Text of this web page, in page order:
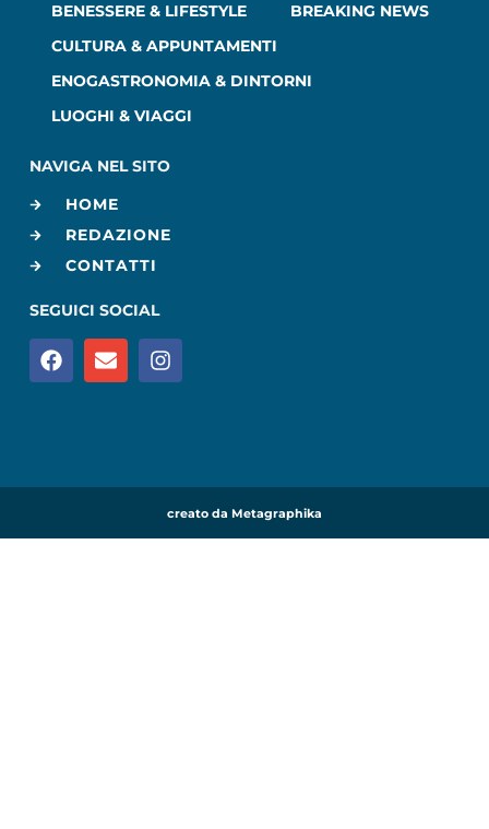
BENESSERE & LIFESTYLE
BREAKING NEWS
CULTURA & APPUNTAMENTI
ENOGASTRONOMIA & DINTORNI
LUOGHI & VIAGGI
NAVIGA NEL SITO
HOME
REDAZIONE
CONTATTI
SEGUICI SOCIAL
creato da Metagraphika